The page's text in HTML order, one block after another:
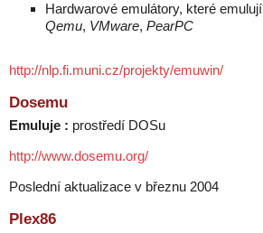
Hardwarové emulátory, které
Qemu, VMware, PearPC
http://nlp.fi.muni.cz/projekty/emuwin/
Dosemu
Emuluje : prostředí DOSu
http://www.dosemu.org/
Poslední aktualizace v březnu 2004
Plex86